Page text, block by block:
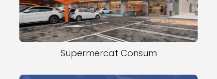
Supermercat Consum